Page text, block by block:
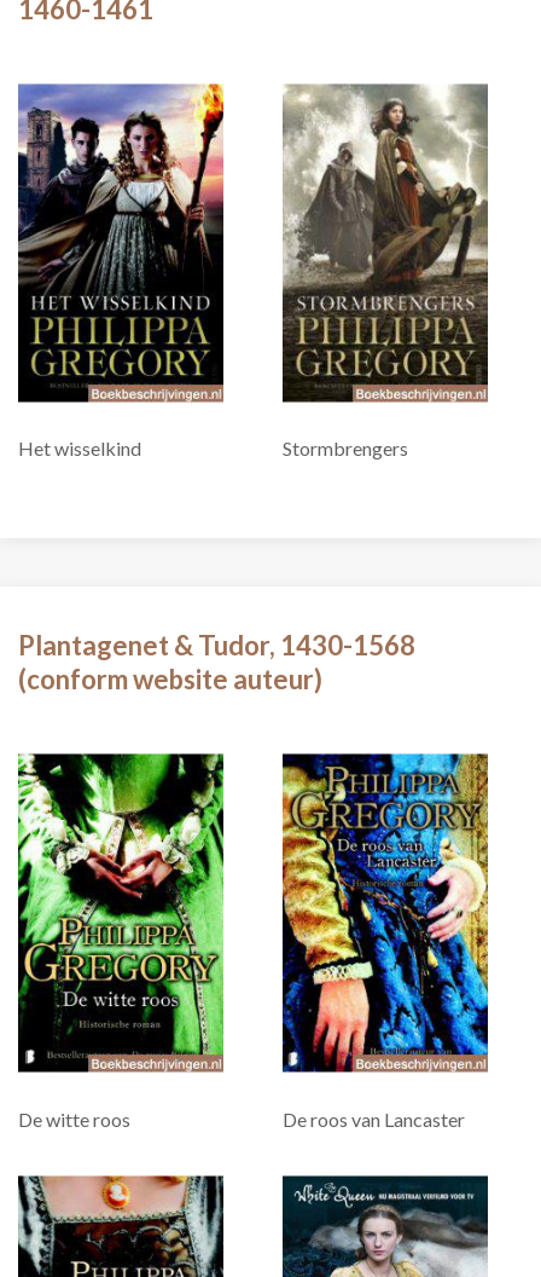
1460-1461
Het wisselkind Stormbrengers
Plantagenet & Tudor, 1430-1568
(conform website auteur)
De witte roos De roos van Lancaster